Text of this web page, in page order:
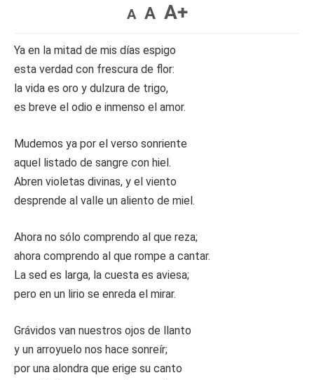
A A A+
Ya en la mitad de mis días espigo
esta verdad con frescura de flor:
la vida es oro y dulzura de trigo,
es breve el odio e inmenso el amor.
Mudemos ya por el verso sonriente
aquel listado de sangre con hiel.
Abren violetas divinas, y el viento
desprende al valle un aliento de miel.
Ahora no sólo comprendo al que reza;
ahora comprendo al que rompe a cantar.
La sed es larga, la cuesta es aviesa;
pero en un lirio se enreda el mirar.
Grávidos van nuestros ojos de llanto
y un arroyuelo nos hace sonreír;
por una alondra que erige su canto